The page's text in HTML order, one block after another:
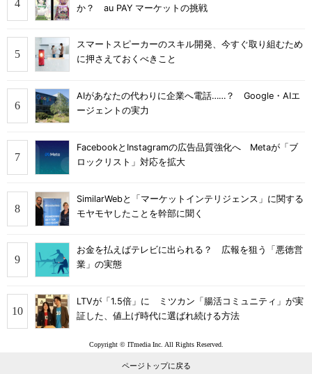
か？ au PAY マーケットの挑戦
スマートスピーカーのスキル開発、今すぐ取り組むため
に押さえておくべきこと
AIがあなたの代わりに企業へ電話……？ Google・AIエ
ージェントの実力
FacebookとInstagramの広告品質強化へ Metaが「ブ
ロックリスト」対応を拡大
SimilarWebと「マーケットインテリジェンス」に関する
モヤモヤしたことを幹部に聞く
お金を払えばテレビに出られる？ 広報を狙う「悪徳営
業」の実態
LTVが「1.5倍」に ミツカン「腸活コミュニティ」が実
証した、値上げ時代に選ばれ続ける方法
Copyright © ITmedia Inc. All Rights Reserved.
ページトップに戻る